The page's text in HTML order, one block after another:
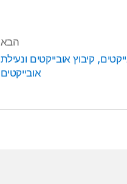
החדש בתוכו.
הבא
קיבוץ אובייקטים ונעילת
אובייקטים